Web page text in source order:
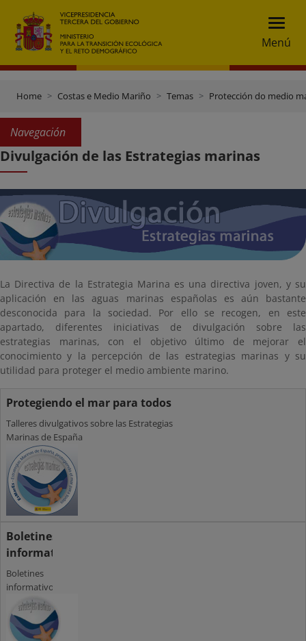
Menú
Home Costas e Medio Mariño Temas Protección do medio
Navegación
Divulgación de las Estrategias marinas
La Directiva de la Estrategia Marina es una directiva joven, y su
aplicación en las aguas marinas españolas es aún bastante
desconocida para la sociedad. Por ello se recogen, en este
apartado, diferentes iniciativas de divulgación sobre las
estrategias marinas, con el objetivo último de mejorar el
conocimiento y la percepción de las estrategias marinas y su
utilidad para proteger el medio ambiente marino.
Protegiendo el mar para todos
Talleres divulgativos sobre las Estrategias
Marinas de España
Boletines
informativos
Boletines
informativos